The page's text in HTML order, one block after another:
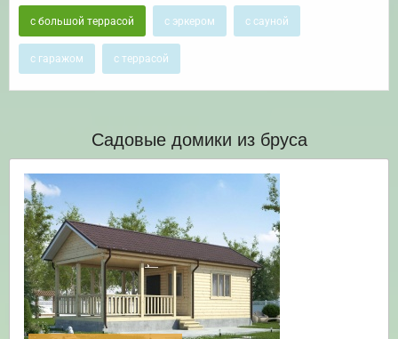
с большой террасой с эркером с сауной
с гаражом с террасой
Садовые домики из бруса